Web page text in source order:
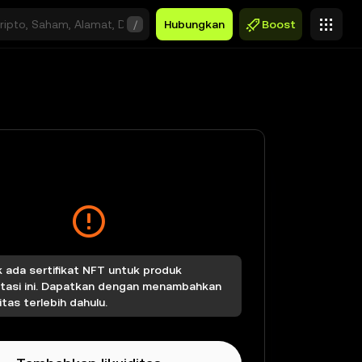
/ Hubungkan Boost
ada sertifikat NFT untuk produk
ini. Dapatkan dengan menambahkan
terlebih dahulu.